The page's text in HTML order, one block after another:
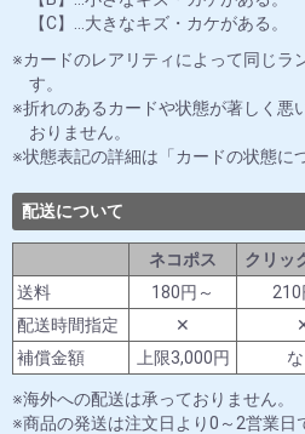
【C】…大きなキズ・カケがある。
カードのレアリティによって同じラ
す。
折れのあるカードや状態が著しく悪
おりません。
状態表記の詳細は「カードの状態に
配送について
ネコポス クリッ
送料
180円～ 210
配送時間指定
✕
補償金額
上限3,000円
海外への配送は承っておりません。
商品の発送は注文日より0～2営業日